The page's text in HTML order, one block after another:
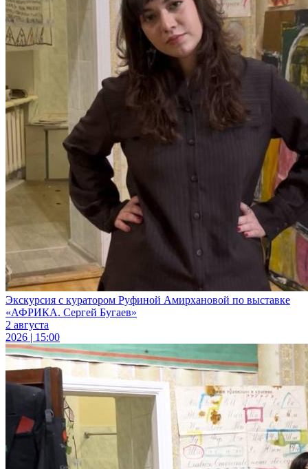
Экскурсия с куратором Руфиной Амирхановой по выставке
«АФРИКА. Сергей Бугаев»
2 августа
2026 | 15:00